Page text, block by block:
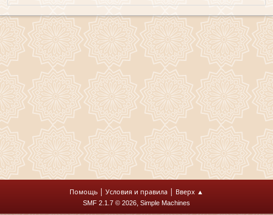
Помощь | Условия и правила | Вверх ▲
SMF 2.1.7 © 2026, Simple Machines